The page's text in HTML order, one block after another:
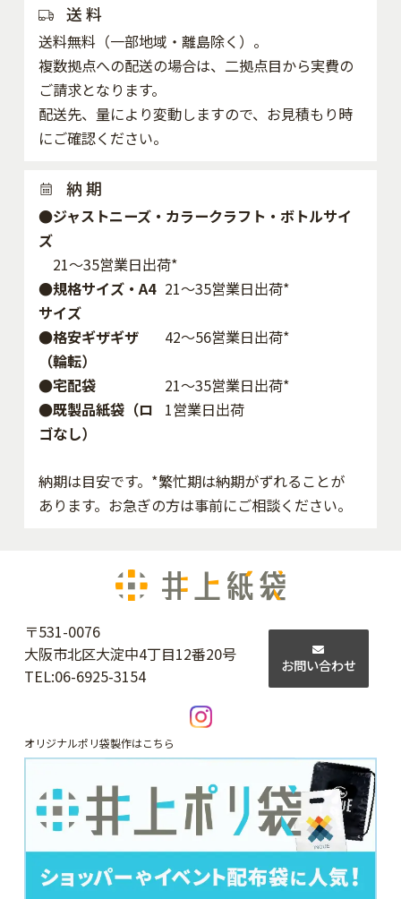
送 料
送料無料（一部地域・離島除く）。
複数拠点への配送の場合は、二拠点目から実費の
ご請求となります。
配送先、量により変動しますので、お見積もり時
にご確認ください。
納 期
●ジャストニーズ・カラークラフト・ボトルサイ
ズ
21～35営業日出荷*
●規格サイズ・A4
サイズ
21～35営業日出荷*
●格安ギザギザ
（輪転）
42〜56営業日出荷*
●宅配袋
21～35営業日出荷*
●既製品紙袋（ロ
ゴなし）
1営業日出荷
納期は目安です。*繁忙期は納期がずれることが
あります。お急ぎの方は事前にご相談ください。
〒531-0076
大阪市北区大淀中4丁目12番20号
TEL:06-6925-3154
お問い合わせ
オリジナルポリ袋製作はこちら